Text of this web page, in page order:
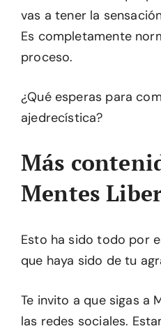
vas a tener la
Es completamente
proceso.
¿Qué esperas para
ajedrecística?
Más
Mentes
Esto ha sido todo por
que haya sido de tu
Te invito a que sigas a
las redes sociales.